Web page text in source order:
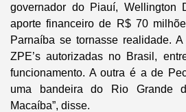
governador do Piauí, Wellington
aporte financeiro de R$ 70
Parnaíba se tornasse realidade.
ZPE’s autorizadas no Brasil,
funcionamento. A outra é a de
uma bandeira do Rio Grande
Macaíba”, disse.